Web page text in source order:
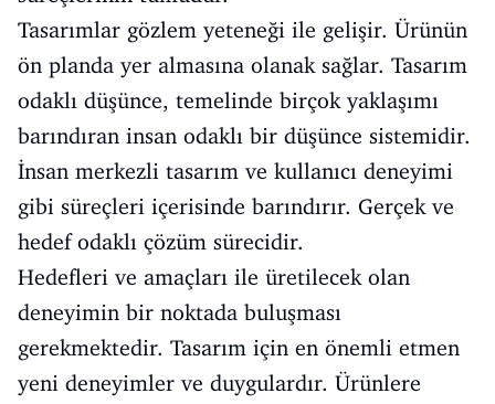
Tasarımlar gözlem yeteneği ile gelişir. Ürünün
ön planda yer almasına olanak sağlar. Tasarım
odaklı düşünce, temelinde birçok yaklaşımı
barındıran insan odaklı bir düşünce sistemidir.
İnsan merkezli tasarım ve kullanıcı deneyimi
gibi süreçleri içerisinde barındırır. Gerçek ve
hedef odaklı çözüm sürecidir.
Hedefleri ve amaçları ile üretilecek olan
deneyimin bir noktada buluşması
gerekmektedir. Tasarım için en önemli etmen
yeni deneyimler ve duygulardır. Ürünlere